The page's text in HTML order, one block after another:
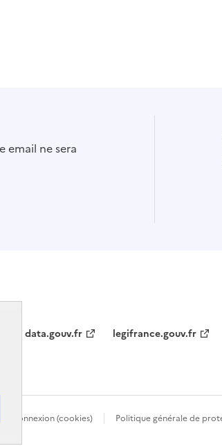
email ne sera
data.gouv.fr legifrance.gouv.fr
connexion (cookies) Politique générale de